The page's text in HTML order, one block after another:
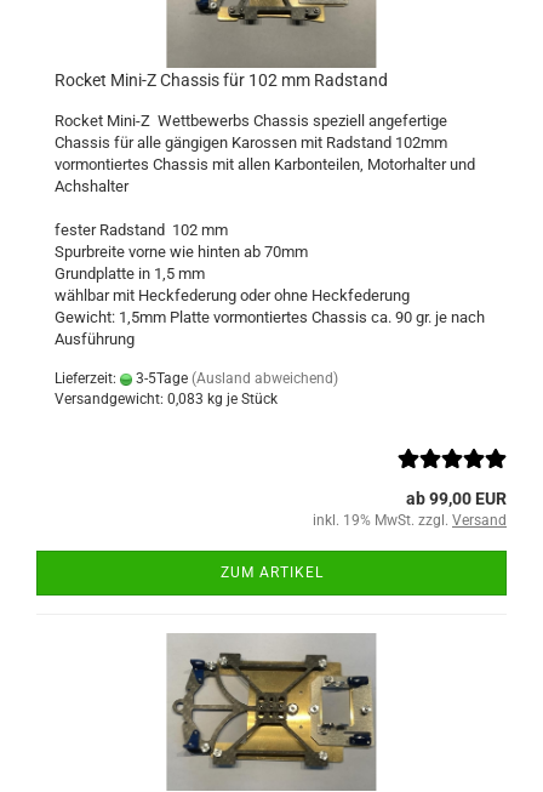
Rocket Mini-Z Chassis für 102 mm Radstand
Rocket Mini-Z Wettbewerbs Chassis speziell angefertige
Chassis für alle gängigen Karossen mit Radstand 102mm
vormontiertes Chassis mit allen Karbonteilen, Motorhalter und
Achshalter
fester Radstand 102 mm
Spurbreite vorne wie hinten ab 70mm
Grundplatte in 1,5 mm
wählbar mit Heckfederung oder ohne Heckfederung
Gewicht: 1,5mm Platte vormontiertes Chassis ca. 90 gr. je nach
Ausführung
Lieferzeit: 3-5Tage (Ausland abweichend)
Versandgewicht: 0,083 kg je Stück
ab 99,00 EUR
inkl. 19% MwSt. zzgl. Versand
ZUM ARTIKEL